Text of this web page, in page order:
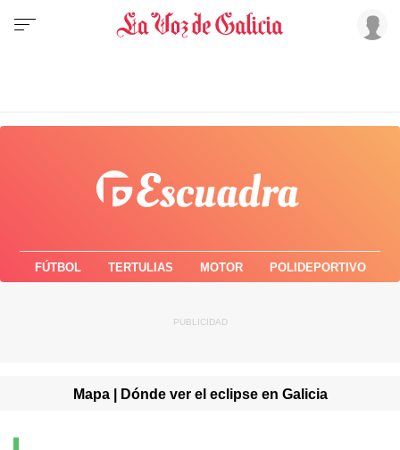
FÚTBOL TERTULIAS MOTOR POLIDEPORTIVO
Mapa | Dónde ver el eclipse en Galicia